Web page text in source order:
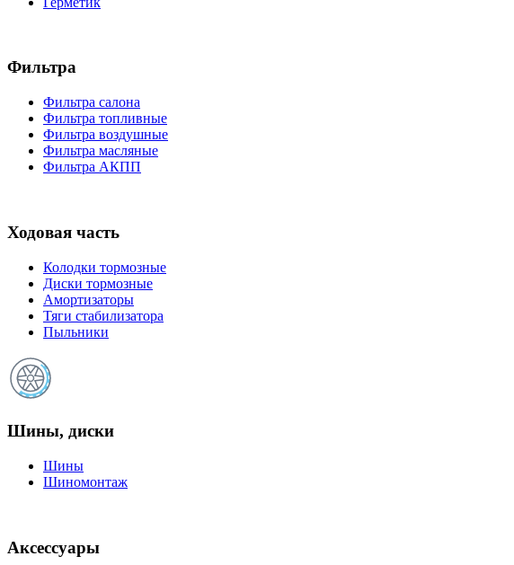
Фильтра
Фильтра салона
Фильтра топливные
Фильтра воздушные
Фильтра масляные
Фильтра АКПП
Ходовая часть
Колодки тормозные
Диски тормозные
Амортизаторы
Тяги стабилизатора
Пыльники
Шины, диски
Шины
Шиномонтаж
Аксессуары